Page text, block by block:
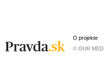
O projekte
© OUR